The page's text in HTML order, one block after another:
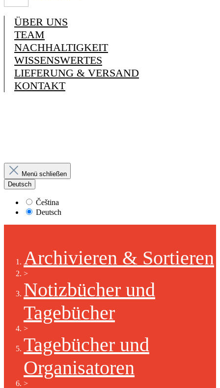
ÜBER UNS
TEAM
NACHHALTIGKEIT
WISSENSWERTES
LIEFERUNG & VERSAND
KONTAKT
Menü schließen
Deutsch
Čeština
Deutsch
Archivieren & Sortieren
>
Notizbücher und
Tagebücher
>
Tagebücher und
Organisatoren
>